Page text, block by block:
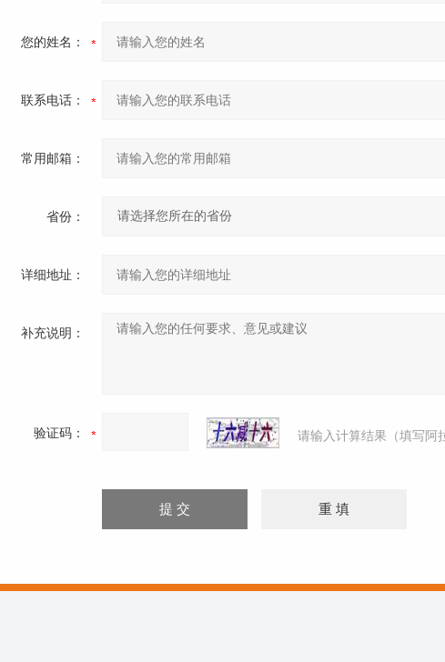
您的姓名：
联系电话：
常用邮箱：
省份：
详细地址：
补充说明：
验证码： 请输入计算结果（填写阿